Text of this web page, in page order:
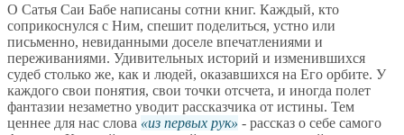
О Сатья Саи Бабе написаны сотни книг. Каждый, кто
соприкоснулся с Ним, спешит поделиться, устно или
письменно, невиданными доселе впечатлениями и
переживаниями. Удивительных историй и изменившихся
судеб столько же, как и людей, оказавшихся на Его орбите. У
каждого свои понятия, свои точки отсчета, и иногда полет
фантазии незаметно уводит рассказчика от истины. Тем
ценнее для нас слова
из первых рук
- рассказ о себе самого